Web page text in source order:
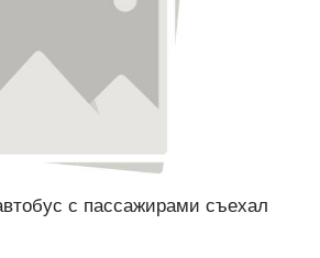
с пассажирами съехал